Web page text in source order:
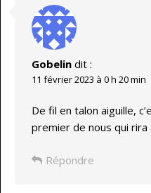
Gobelin dit :
11 février 2023 à 0 h 20 min
De fil en talon aiguille,
premier de nous qui
Répondre